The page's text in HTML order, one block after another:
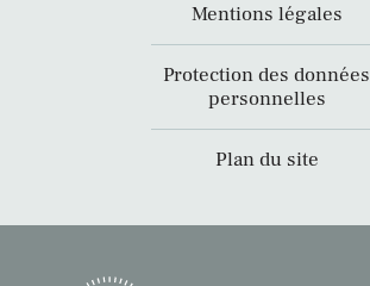
Mentions légales
Protection des données
personnelles
Plan du site